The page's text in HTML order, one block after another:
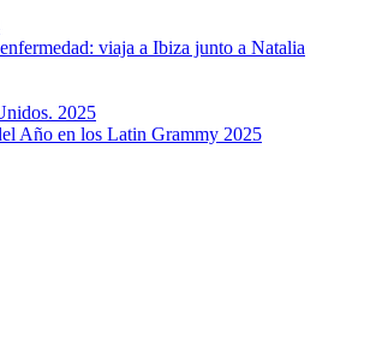
viaja a Ibiza junto a Natalia
2025
Año en los Latin Grammy 2025